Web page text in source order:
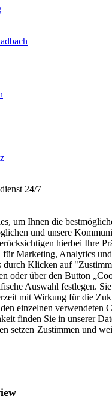
24/7
um Ihnen die
und unsere
hierbei Ihre
für Marketing, Analytics
durch Klicken auf
oder über den Button
Auswahl festlegen.
mit Wirkung für die
einzelnen verwendeten
finden Sie in unserer
setzen Zustimmen und